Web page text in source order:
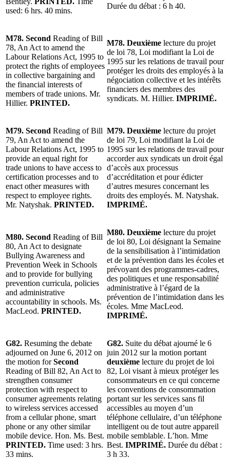
used: 6 hrs. 40 mins.
Durée du débat : 6 h 40.
M78. Second Reading of Bill
78, An Act to amend the
Labour Relations Act, 1995 to
protect the rights of employees
in collective bargaining and
the financial interests of
members of trade unions. Mr.
Hillier. PRINTED.
M78. Deuxième lecture du projet
de loi 78, Loi modifiant la Loi de
1995 sur les relations de travail pour
protéger les droits des employés à la
négociation collective et les intérêts
financiers des membres des
syndicats. M. Hillier. IMPRIMÉ.
M79. Second Reading of Bill
79, An Act to amend the
Labour Relations Act, 1995 to
provide an equal right for
trade unions to have access to
certification processes and to
enact other measures with
respect to employee rights.
Mr. Natyshak. PRINTED.
M79. Deuxième lecture du projet
de loi 79, Loi modifiant la Loi de
1995 sur les relations de travail pour
accorder aux syndicats un droit égal
d’accès aux processus
d’accréditation et pour édicter
d’autres mesures concernant les
droits des employés. M. Natyshak.
IMPRIMÉ.
M80. Second Reading of Bill
80, An Act to designate
Bullying Awareness and
Prevention Week in Schools
and to provide for bullying
prevention curricula, policies
and administrative
accountability in schools. Ms.
MacLeod. PRINTED.
M80. Deuxième lecture du projet
de loi 80, Loi désignant la Semaine
de la sensibilisation à l’intimidation
et de la prévention dans les écoles et
prévoyant des programmes-cadres,
des politiques et une responsabilité
administrative à l’égard de la
prévention de l’intimidation dans les
écoles. Mme MacLeod.
IMPRIMÉ.
G82. Resuming the debate
adjourned on June 6, 2012 on
the motion forSecond
Reading of Bill 82, An Act to
strengthen consumer
protection with respect to
consumer agreements relating
to wireless services accessed
from a cellular phone, smart
phone or any other similar
mobile device. Hon. Ms. Best.
PRINTED. Time used: 3 hrs.
33 mins.
G82. Suite du débat ajourné le 6
juin 2012 sur la motion portant
deuxième lecture du projet de loi
82, Loi visant à mieux protéger les
consommateurs en ce qui concerne
les conventions de consommation
portant sur les services sans fil
accessibles au moyen d’un
téléphone cellulaire, d’un téléphone
intelligent ou de tout autre appareil
mobile semblable. L’hon. Mme
Best. IMPRIMÉ. Durée du débat :
3 h 33.